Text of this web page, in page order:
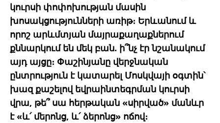
կուրսի փոփոխության մասին
խոսակցությունների առիթ։ Երևանում և
որոշ արևմտյան մայրաքաղաքներում
քննարկում են մեկ բան. ի՞նչ էր նշանակում
այդ այցը։ Փաշինյանը վերջնական
ընտրություն է կատարել Մոսկվայի օգտին՝
խազ քաշելով եվրաինտեգրման կուրսի
վրա, թե՞ սա հերթական «սիրված» մանևր
է «և՛ մերոնց, և՛ ձերոնց» ոճով։